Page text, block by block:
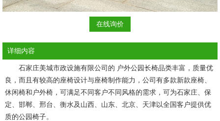
在线询价
详细内容
石家庄美城市政设施有限公司的 户外公园长椅品类丰富，质量优
良，而且有较高的座椅设计与座椅制作能力，公司有多款新款座椅、
休闲椅和户外椅，可满足不同客户不同风格的需求，可为石家庄、保
定、邯郸、邢台、衡水及山西、山东、北京、天津以全国客户提供优
质的公园椅子。